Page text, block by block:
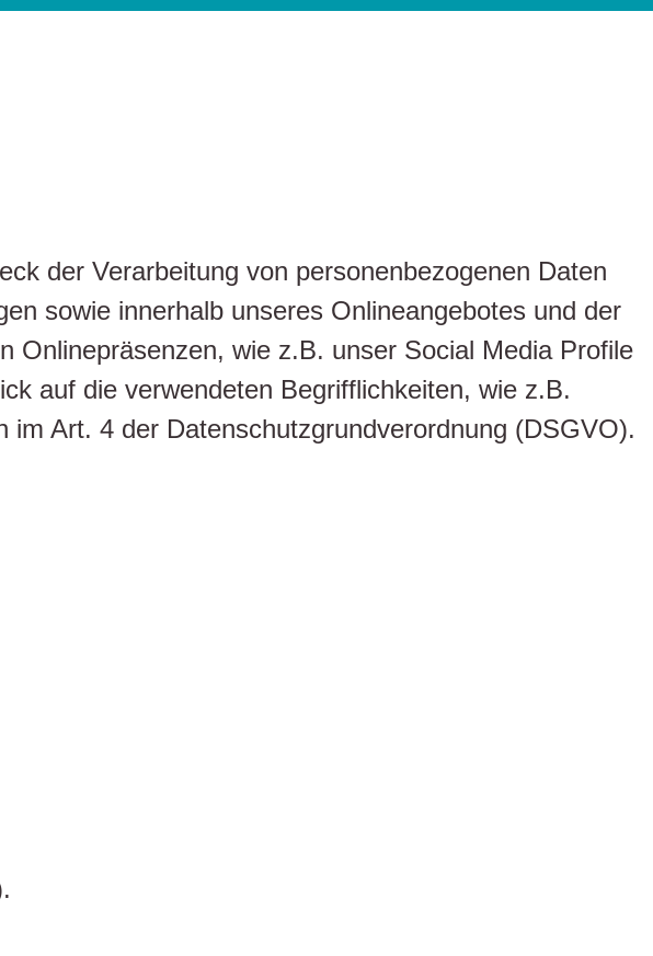
der Verarbeitung von personenbezogenen Daten
sowie innerhalb unseres Onlineangebotes und der
Onlinepräsenzen, wie z.B. unser Social Media Profile
auf die verwendeten Begrifflichkeiten, wie z.B.
im Art. 4 der Datenschutzgrundverordnung (DSGVO).